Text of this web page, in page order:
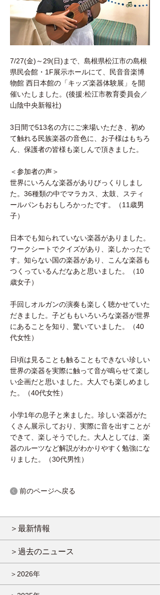
7/27(金)～29(日)まで、島根県松江市の島根
県民会館・1F展示ホールにて、民音音楽博
物館 西日本館の「キッズ楽器体験展」を開
催いたしました。(後援:松江市教育委員会／
山陰中央新報社)
3日間で513名の方にご来場いただき、初め
て触れる民族楽器の音色に、お子様はもちろ
ん、保護者の皆様も楽しんで頂きました。
＜参加者の声＞
世界にいろんな楽器がありびっくりしまし
た。36種類の中でマラカス、太鼓、スティ
ールパンもおもしろかったです。（11歳男
子）
日本でも知られていない楽器がありました。
ワークシートでクイズがあり、楽しかったで
す。知らない国の楽器があり、こんな楽器も
つくっているんだなあと思いました。（10
歳女子）
手回しオルガンの演奏も楽しく聴かせていた
だきました。子どももいろいろな楽器が世界
にあることを知り、驚いていました。（40
代女性）
日頃は見ることも触ることもできない珍しい
世界の楽器を実際に触って音が鳴らせて楽し
い企画だと思いました。大人でも楽しめまし
た。（40代女性）
小学1年の息子と来ました。珍しい楽器がた
くさん展示しており、実際に音を出すことが
できて、楽しそうでした。大人としては、楽
器のルーツなど解説がわかりやすく勉強にな
りました。（30代男性）
前のページへ戻る
＞最新情報
＞過去のニュース
＞2026年